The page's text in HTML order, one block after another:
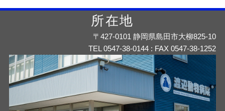
所在地
〒427-0101 静岡県島田市大柳825-10
TEL 0547-38-0144 : FAX 0547-38-1252